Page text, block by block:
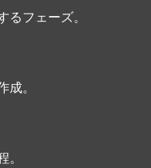
るフェーズ。
成。
。